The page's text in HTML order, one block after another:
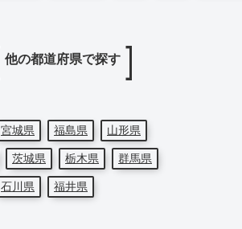
他の都道府県で探す
宮城県 福島県
山形県
茨城県 栃木県
群馬県
石川県
福井県